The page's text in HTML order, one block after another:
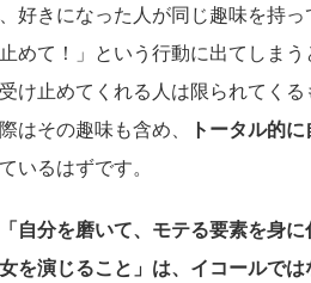
好きになった人が同じ趣味を持
めて！」という行動に出てしま
け止めてくれる人は限られてくる
はその趣味も含め、
トータル的
いるはずです。
自分を磨いて、モテる要素を身
を演じること」は、イコールでは